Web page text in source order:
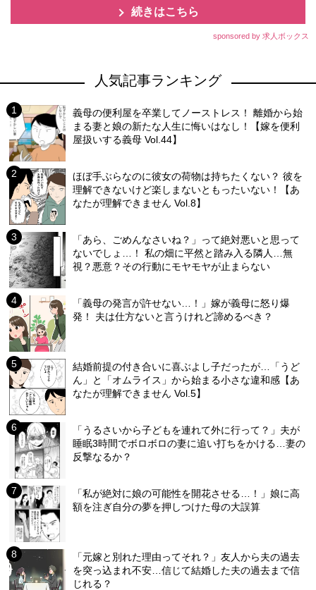
続きはこちら
sponsored by 求人ボックス
人気記事ランキング
義母の便利屋を卒業してノーストレス！ 離婚から始
まる妻と娘の新たな人生に悔いはなし！【嫁を便利
屋扱いする義母 Vol.44】
ほぼ手ぶらなのに彼女の荷物は持ちたくない？ 彼を
理解できないけど楽しまないともったいない！【あ
なたが理解できません Vol.8】
「あら、ごめんなさいね？」って絶対悪いと思って
ないでしょ…！ 私の畑に平然と踏み入る隣人…無
視？悪意？その行動にモヤモヤが止まらない
「義母の発言が許せない…！」嫁が義母に怒り爆
発！ 夫は仕方ないと言うけれど諦めるべき？
結婚前提の付き合いに喜ぶよし子だったが…「うど
ん」と「オムライス」から始まる小さな違和感【あ
なたが理解できません Vol.5】
「うるさいから子どもを連れて外に行って？」夫が
睡眠3時間でボロボロの妻に追い打ちをかける…妻の
反撃なるか？
「私が絶対に娘の可能性を開花させる…！」娘に高
額を注ぎ自分の夢を押しつけた母の大誤算
「元嫁と別れた理由ってそれ？」友人から夫の過去
を突っ込まれ不安…信じて結婚した夫の過去まで信
じれる？